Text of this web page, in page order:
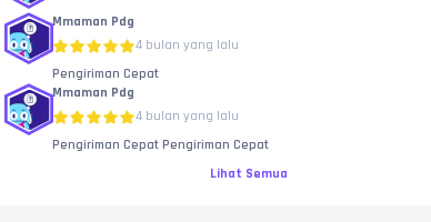
Mmaman Pdg
4 bulan yang lalu
Pengiriman Cepat
Mmaman Pdg
4 bulan yang lalu
Pengiriman Cepat Pengiriman Cepat
Lihat Semua